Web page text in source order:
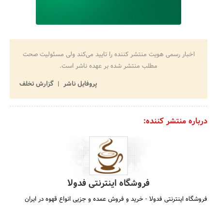
اخبار رسمی هویت منتشر کننده را تایید می‌کند ولی مسئولیت صحت
مطلب منتشر شده بر عهده ناشر است.
پروفایل ناشر
گزارش تخلف
درباره منتشر کننده:
فروشگاه اینترنتی فدولا
فروشگاه اینترنتی فدولا - خرید و فروش عمده و جزیی انواع قهوه در ایران